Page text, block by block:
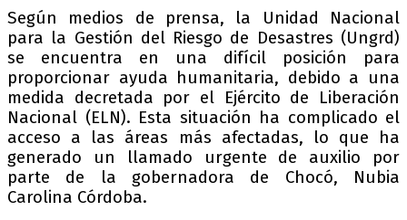
Según medios de prensa, la Unidad Nacional
para la Gestión del Riesgo de Desastres (Ungrd)
se encuentra en una difícil posición para
proporcionar ayuda humanitaria, debido a una
medida decretada por el Ejército de Liberación
Nacional (ELN). Esta situación ha complicado el
acceso a las áreas más afectadas, lo que ha
generado un llamado urgente de auxilio por
parte de la gobernadora de Chocó, Nubia
Carolina Córdoba.